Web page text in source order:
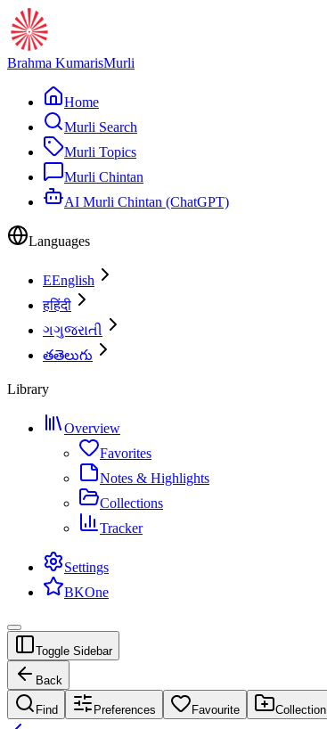
Brahma KumarisMurli
Home
Murli Search
Murli Topics
Murli Chintan
AI Murli Chintan (ChatGPT)
Languages
EEnglish
हहिंदी
ગગુજરાતી
తతెలుగు
Library
Overview
Favorites
Notes & Highlights
Collections
Tracker
Settings
BKOne
Toggle Sidebar
Back
Find Preferences Favourite Collection